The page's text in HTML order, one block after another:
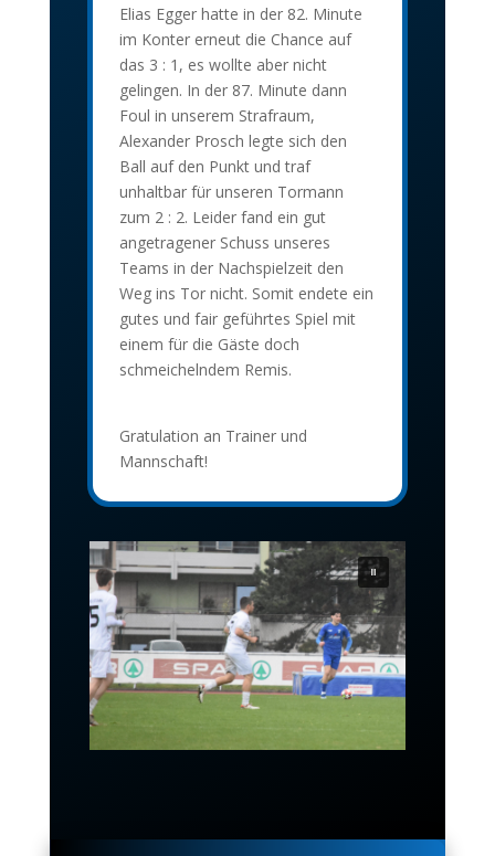
Elias Egger hatte in der 82. Minute
im Konter erneut die Chance auf
das 3 : 1, es wollte aber nicht
gelingen. In der 87. Minute dann
Foul in unserem Strafraum,
Alexander Prosch legte sich den
Ball auf den Punkt und traf
unhaltbar für unseren Tormann
zum 2 : 2. Leider fand ein gut
angetragener Schuss unseres
Teams in der Nachspielzeit den
Weg ins Tor nicht. Somit endete ein
gutes und fair geführtes Spiel mit
einem für die Gäste doch
schmeichelndem Remis.
Gratulation an Trainer und
Mannschaft!